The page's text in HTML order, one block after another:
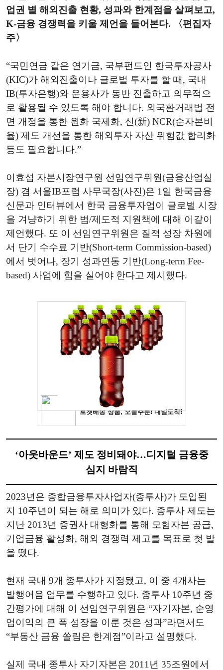
업권 별 해외진출 현황, 성과와 한계점을 살펴보고,
K-금융 경쟁력을 키울 제언을 들어본다. 〈편집자
주〉
“국민연금 같은 연기금, 국부펀드인 한국투자공사
(KIC)가 해외진출이나 글로벌 투자를 할 때, 국내
IB(투자은행)와 운용사가 동반 진출하고 의무적으
로 활용될 수 있도록 해야 합니다. 외국환거래법 전
면 개정을 통한 원화 국제화, 신(新) NCR(순자본비
율) 제도 개선을 통한 해외투자 자산 위험값 합리화
등도 필요합니다.”
이효섭 자본시장연구원 선임연구위원(금융산업실
장) 겸 서울IB포럼 사무국장(사진)은 1일 한국금융
신문과 인터뷰에서 한국 금융투자업이 글로벌 시장
을 겨냥하기 위한 법/제도적 지원책에 대해 이같이
제언했다. 또 이 선임연구위원은 질적 성장 차원에
서 단기 수수료 기반(Short-term Commission-based)
에서 벗어나, 장기 성과연동 기반(Long-term Fee-
based) 사업에 힘을 실어야 한다고 제시했다.
‘아웃바운드’ 제도 정비돼야…디지털 금융중
심지 바람직
2023년은 종합금융투자사업자(종투사)가 도입된
지 10주년이 되는 해로 의미가 있다. 종투사 제도는
지난 2013년 증권사 대형화를 통해 모험자본 공급,
기업금융 활성화, 해외 경쟁력 제고를 목표로 첫 발
을 뗐다.
현재 국내 9개 종투사가 지정됐고, 이 중 4개사는
발행어음 업무를 수행하고 있다. 종투사 10주년 중
간평가에 대해 이 선임연구위원은 “자기자본, 순영
업이익의 큰 폭 성장을 이룬 것은 성과”라면서도
“부동산 금융 쏠림은 한계점”이라고 설명했다.
실제 국내 종투사 자기자본은 2011년 35조원에서